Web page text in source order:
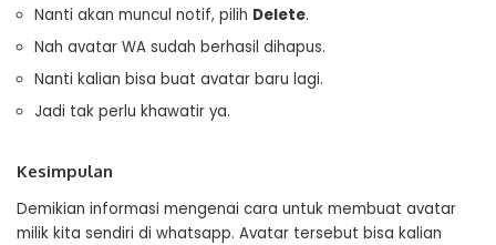
Nanti akan muncul notif, pilih Delete.
Nah avatar WA sudah berhasil dihapus.
Nanti kalian bisa buat avatar baru lagi.
Jadi tak perlu khawatir ya.
Kesimpulan
Demikian informasi mengenai cara untuk membuat avatar
milik kita sendiri di whatsapp. Avatar tersebut bisa kalian